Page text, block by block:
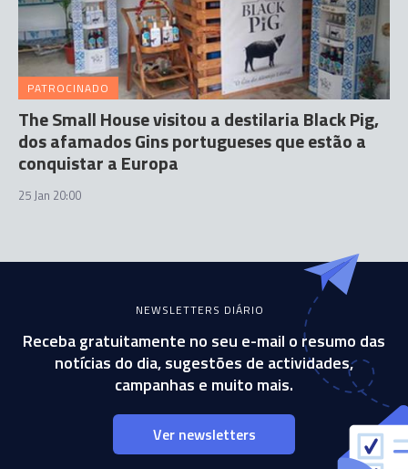
PATROCINADO
The Small House visitou a destilaria Black Pig,
dos afamados Gins portugueses que estão a
conquistar a Europa
25 Jan 20:00
NEWSLETTERS DIÁRIO
Receba gratuitamente no seu e-mail o resumo das
notícias do dia, sugestões de actividades,
campanhas e muito mais.
Ver newsletters